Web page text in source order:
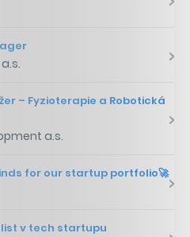
– Fyzioterapie a Robotická
a.s.
for our startup portfolio🚀
v tech startupu